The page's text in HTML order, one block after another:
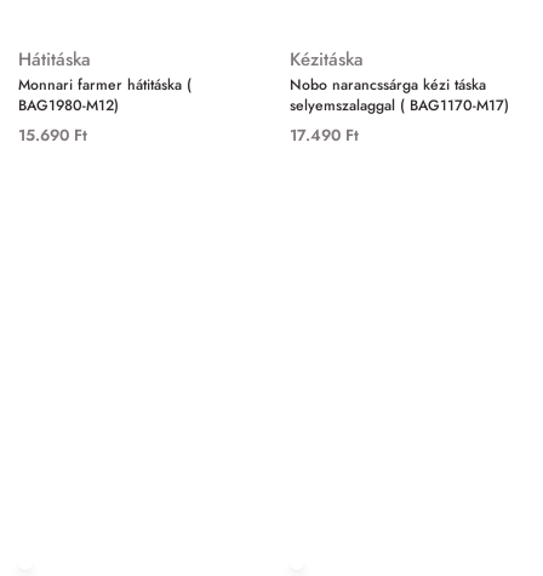
Hátitáska
Monnari farmer hátitáska (
BAG1980-M12)
15.690 Ft
Kézitáska
Nobo narancssárga kézi táska
selyemszalaggal ( BAG1170-M17)
17.490 Ft